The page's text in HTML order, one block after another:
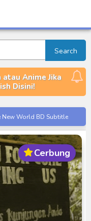
Search
Anime Jika
Disini!
New World BD Subtitle
(2014) Subtitle
00-01 Subtitle
Journey to Beyond Subtitle
Cerbung